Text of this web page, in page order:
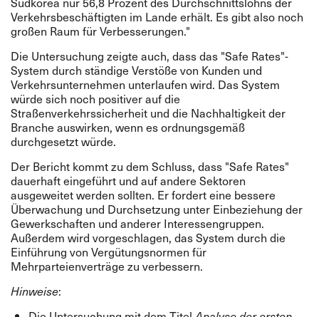
Verkehrsbeschäftigten im Lande erhält. Es gibt also noch
großen Raum für Verbesserungen."
Die Untersuchung zeigte auch, dass das "Safe Rates"-
System durch ständige Verstöße von Kunden und
Verkehrsunternehmen unterlaufen wird. Das System
würde sich noch positiver auf die
Straßenverkehrssicherheit und die Nachhaltigkeit der
Branche auswirken, wenn es ordnungsgemäß
durchgesetzt würde.
Der Bericht kommt zu dem Schluss, dass "Safe Rates"
dauerhaft eingeführt und auf andere Sektoren
ausgeweitet werden sollten. Er fordert eine bessere
Überwachung und Durchsetzung unter Einbeziehung der
Gewerkschaften und anderer Interessengruppen.
Außerdem wird vorgeschlagen, das System durch die
Einführung von Vergütungsnormen für
Mehrparteienverträge zu verbessern.
Hinweise: